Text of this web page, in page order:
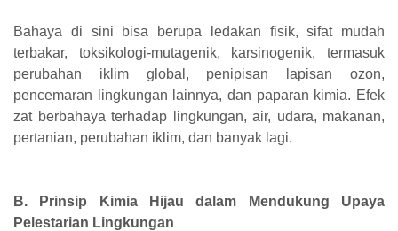
Bahaya di sini bisa berupa ledakan fisik, sifat mudah
terbakar, toksikologi-mutagenik, karsinogenik, termasuk
perubahan iklim global, penipisan lapisan ozon,
pencemaran lingkungan lainnya, dan paparan kimia. Efek
zat berbahaya terhadap lingkungan, air, udara, makanan,
pertanian, perubahan iklim, dan banyak lagi.
B. Prinsip Kimia Hijau dalam Mendukung Upaya
Pelestarian Lingkungan